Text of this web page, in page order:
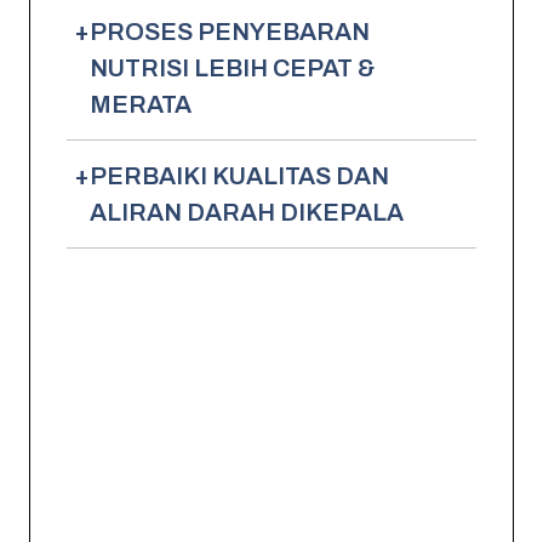
+PROSES PENYEBARAN
NUTRISI LEBIH CEPAT &
MERATA
+PERBAIKI KUALITAS DAN
ALIRAN DARAH DIKEPALA